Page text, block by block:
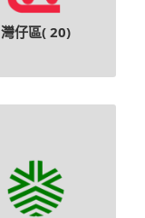
灣仔區( 20)